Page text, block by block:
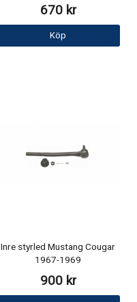
670 kr
Köp
Inre styrled Mustang Cougar
1967-1969
900 kr